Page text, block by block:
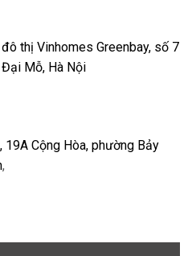
thị Vinhomes Greenbay, số 7
Mỗ, Hà Nội
19A Cộng Hòa, phường Bảy
,